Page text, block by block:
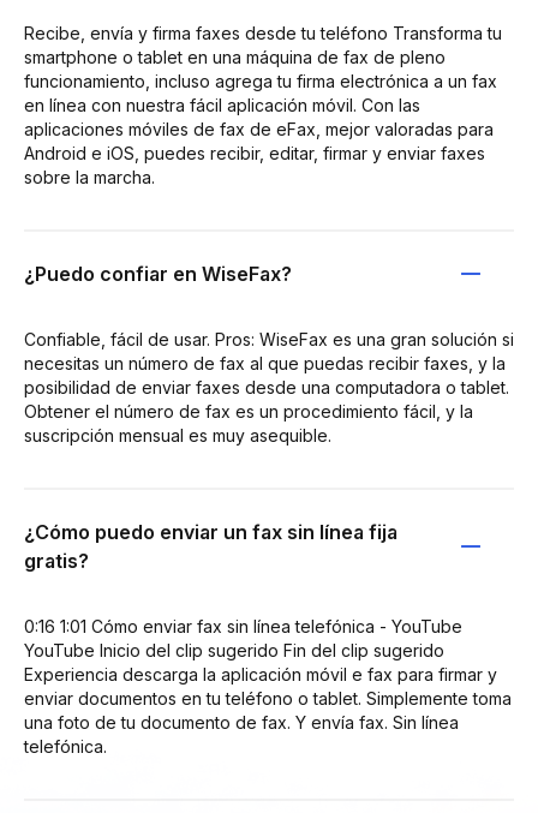
Recibe, envía y firma faxes desde tu teléfono Transforma tu
smartphone o tablet en una máquina de fax de pleno
funcionamiento, incluso agrega tu firma electrónica a un fax
en línea con nuestra fácil aplicación móvil. Con las
aplicaciones móviles de fax de eFax, mejor valoradas para
Android e iOS, puedes recibir, editar, firmar y enviar faxes
sobre la marcha.
¿Puedo confiar en WiseFax?
Confiable, fácil de usar. Pros: WiseFax es una gran solución si
necesitas un número de fax al que puedas recibir faxes, y la
posibilidad de enviar faxes desde una computadora o tablet.
Obtener el número de fax es un procedimiento fácil, y la
suscripción mensual es muy asequible.
¿Cómo puedo enviar un fax sin línea fija
gratis?
0:16 1:01 Cómo enviar fax sin línea telefónica - YouTube
YouTube Inicio del clip sugerido Fin del clip sugerido
Experiencia descarga la aplicación móvil e fax para firmar y
enviar documentos en tu teléfono o tablet. Simplemente toma
una foto de tu documento de fax. Y envía fax. Sin línea
telefónica.